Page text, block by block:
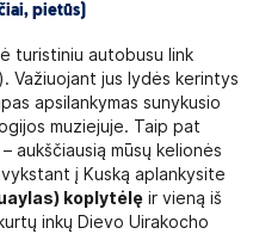
pietūs)
turistiniu autobusu link
Važiuojant jus lydės kerintys
apsilankymas sunykusio
muziejuje. Taip pat
– aukščiausią mūsų kelionės
į Kuską aplankysite
koplytėlę ir vieną iš
inkų Dievo Uirakocho